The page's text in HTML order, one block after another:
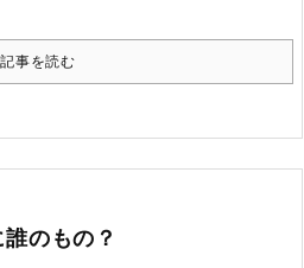
記事を読む
のもの？